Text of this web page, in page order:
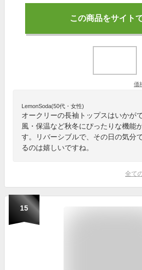
この商品をサイト
価
LemonSoda(50代・女性)
オークリーの長袖トップスはいかが
風・保温など秋冬にぴったりな機能
す。リバーシブルで、その日の気分
るのは嬉しいですね。
全て
15